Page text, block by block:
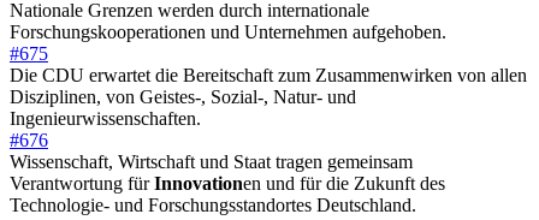
Nationale Grenzen werden durch internationale
Forschungskooperationen und Unternehmen aufgehoben.
#675
Die CDU erwartet die Bereitschaft zum Zusammenwirken von allen
Disziplinen, von Geistes-, Sozial-, Natur- und
Ingenieurwissenschaften.
#676
Wissenschaft, Wirtschaft und Staat tragen gemeinsam
Verantwortung fürInnovationen und für die Zukunft des
Technologie- und Forschungsstandortes Deutschland.